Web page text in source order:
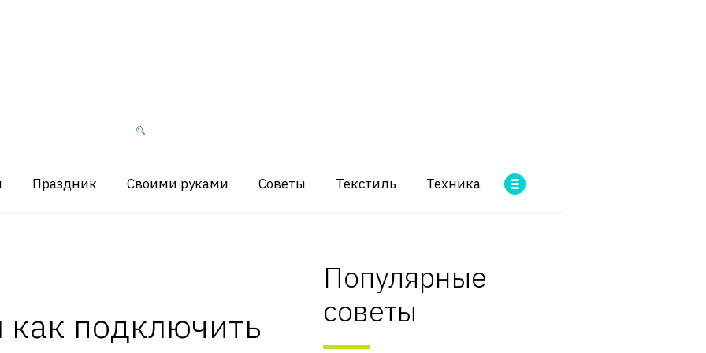
Праздник Своими руками Советы Текстиль Техника
как подключить
Популярные
советы